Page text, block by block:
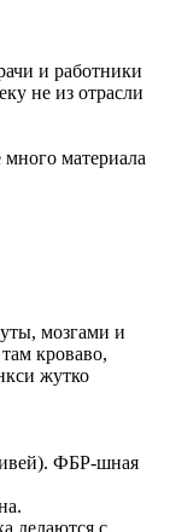
и работники
не из отрасли
материала
мозгами и
кроваво,
жутко
ФБР-шная
делаются с